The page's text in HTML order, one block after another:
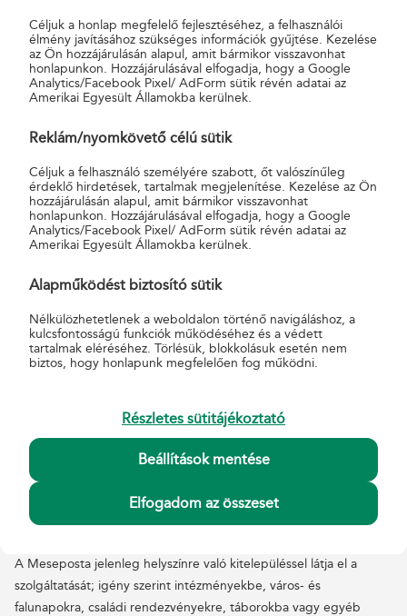
megismerése
Hogy jut el a levél a feladótól a címzettig
Postaláda vagy levélgyűjtő szekrény? Mi a szerepük?
A postabélyeg és a bélyegző használata
Óvodásoknak szóló interaktív foglalkozásunkat 5 és 7 éves
gyerekek számára alakítottuk ki maximum 1 órában.
RÉSZLET A MESEPOSTA ISKOLÁSOKNAK
SZÓLÓ FOGLALKOZÁSÁBÓL:
Mi történik a postán? Munkaköri betekintések
játékos formában (levélpostai felvétel, pénzeszsák-
zárás, bankjegyvizsgálat uv-lámpa alatt)
Megismerik a nyomtatványkitöltés fortélyait
Filatéliai ismereteket kapnak (bélyeggyűjtés alapjai)
Iskolásoknak szóló interaktív foglalkozásunkat 7 éves kortól
ajánljuk minimum 2 órában.
A Meseposta jelenleg helyszínre való kitelepüléssel látja el a
szolgáltatását; igény szerint intézményekbe, város- és
falunapokra, családi rendezvényekre, táborokba vagy egyéb
Céljuk a honlap megfelelő fejlesztéséhez, a felhasználói
élmény javításához szükséges információk gyűjtése. Kezelése
az Ön hozzájárulásán alapul, amit bármikor visszavonhat
honlapunkon. Hozzájárulásával elfogadja, hogy a Google
Analytics/Facebook Pixel/ AdForm sütik révén adatai az
Amerikai Egyesült Államokba kerülnek.
Reklám/nyomkövető célú sütik
Céljuk a felhasználó személyére szabott, őt valószínűleg
érdeklő hirdetések, tartalmak megjelenítése. Kezelése az Ön
hozzájárulásán alapul, amit bármikor visszavonhat
honlapunkon. Hozzájárulásával elfogadja, hogy a Google
Analytics/Facebook Pixel/ AdForm sütik révén adatai az
Amerikai Egyesült Államokba kerülnek.
Alapműködést biztosító sütik
Nélkülözhetetlenek a weboldalon történő navigáláshoz, a
kulcsfontosságú funkciók működéséhez és a védett
tartalmak eléréséhez. Törlésük, blokkolásuk esetén nem
biztos, hogy honlapunk megfelelően fog működni.
Részletes sütitájékoztató
Beállítások mentése
Elfogadom az összeset